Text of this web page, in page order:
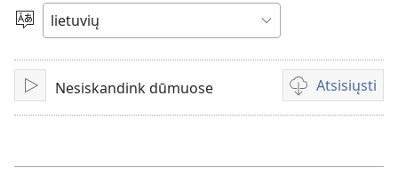
įrašą
Pasirinkite
kalbą
LeistiNesiskandink dūmuose Atsisiųsti
Vaizdo
failų